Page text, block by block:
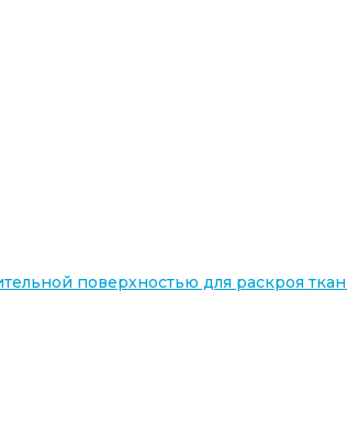
поверхностью для раскроя